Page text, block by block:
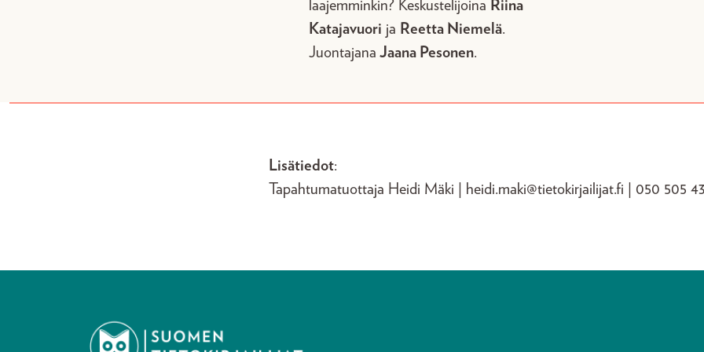
laajemminkin? Keskustelijoina Riina
Katajavuori ja Reetta Niemelä.
Juontajana Jaana Pesonen.
Lisätiedot:
Tapahtumatuottaja Heidi Mäki | heidi.maki@tietokirjailijat.fi | 050 505